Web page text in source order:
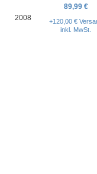
2008
89,99 €
+120,00 €
inkl. MwSt.